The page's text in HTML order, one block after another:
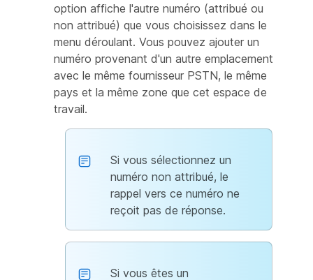
option affiche l'autre numéro (attribué ou
non attribué) que vous choisissez dans le
menu déroulant. Vous pouvez ajouter un
numéro provenant d'un autre emplacement
avec le même fournisseur PSTN, le même
pays et la même zone que cet espace de
travail.
Si vous sélectionnez un
numéro non attribué, le
rappel vers ce numéro ne
reçoit pas de réponse.
Si vous êtes un